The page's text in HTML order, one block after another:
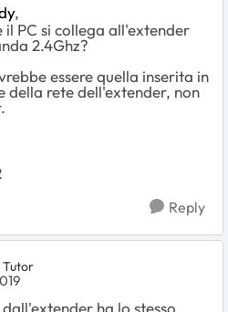
,
PC si collega all'extender
2.4Ghz?
essere quella inserita in
della rete dell'extender, non
Reply
Tutor
ha lo stesso